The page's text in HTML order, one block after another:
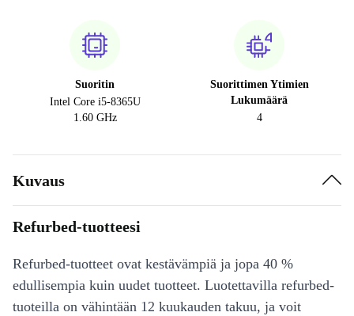
Suoritin
Intel Core i5-8365U
1.60 GHz
Suorittimen Ytimien
Lukumäärä
4
Kuvaus
Refurbed-tuotteesi
Refurbed-tuotteet ovat kestävämpiä ja jopa 40 %
edullisempia kuin uudet tuotteet. Luotettavilla refurbed-
tuoteilla on vähintään 12 kuukauden takuu, ja voit